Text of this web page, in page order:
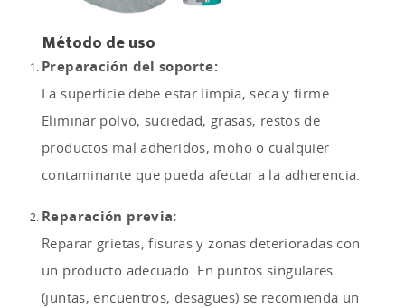
Método de uso
Preparación del soporte:
La superficie debe estar limpia, seca y firme.
Eliminar polvo, suciedad, grasas, restos de
productos mal adheridos, moho o cualquier
contaminante que pueda afectar a la adherencia.
Reparación previa:
Reparar grietas, fisuras y zonas deterioradas con
un producto adecuado. En puntos singulares
(juntas, encuentros, desagües) se recomienda un